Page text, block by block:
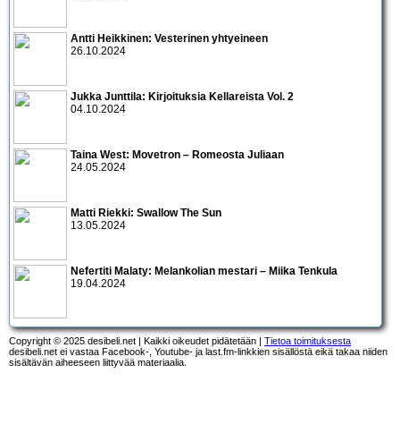
Antti Heikkinen: Vesterinen yhtyeineen
26.10.2024
Jukka Junttila: Kirjoituksia Kellareista Vol. 2
04.10.2024
Taina West: Movetron – Romeosta Juliaan
24.05.2024
Matti Riekki: Swallow The Sun
13.05.2024
Nefertiti Malaty: Melankolian mestari – Miika Tenkula
19.04.2024
Copyright © 2025 desibeli.net | Kaikki oikeudet pidätetään | Tietoa toimituksesta
desibeli.net ei vastaa Facebook-, Youtube- ja last.fm-linkkien sisällöstä eikä takaa niiden
sisältävän aiheeseen liittyvää materiaalia.